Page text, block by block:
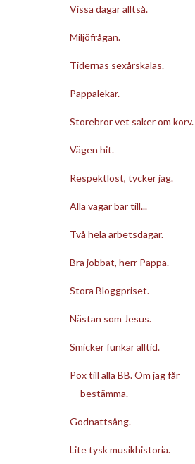
Vissa dagar alltså.
Miljöfrågan.
Tidernas sexårskalas.
Pappalekar.
Storebror vet saker om korv.
Vägen hit.
Respektlöst, tycker jag.
Alla vägar bär till...
Två hela arbetsdagar.
Bra jobbat, herr Pappa.
Stora Bloggpriset.
Nästan som Jesus.
Smicker funkar alltid.
Pox till alla BB. Om jag får
bestämma.
Godnattsång.
Lite tysk musikhistoria.